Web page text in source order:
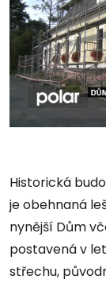
Historická
je obehnaná
nynější Dům
postavená v
střechu,